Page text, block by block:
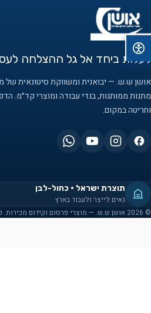
לעלות ביחד אל גל ההצלחה
אושן ש.ש. — יבואנית ומשווקת סיטונאית של
מתנות ממותגות, בגדי עבודה ומוצרי קד״מ.
וחריטה במקום.
תוצרת ישראל · כחול-לבן
גאים לייצר ולעבוד בארץ
© 2026 אושן ש.ש. — מוצרי פרסום וקידום מכירות. כל הזכויות שמורות.